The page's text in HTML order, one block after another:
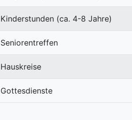
Kinderstunden (ca. 4-8 Jahre)
Seniorentreffen
Hauskreise
Gottesdienste